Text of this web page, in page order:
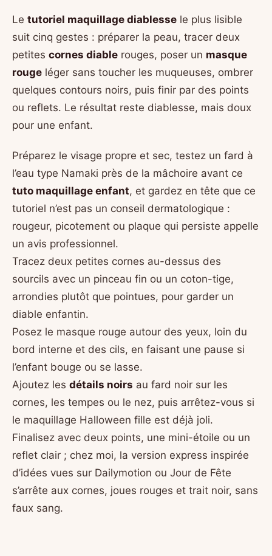
Le tutoriel maquillage diablesse le plus lisible
suit cinq gestes : préparer la peau, tracer deux
petites cornes diable rouges, poser un masque
rouge léger sans toucher les muqueuses, ombrer
quelques contours noirs, puis finir par des points
ou reflets. Le résultat reste diablesse, mais doux
pour une enfant.
Préparez le visage propre et sec, testez un fard à
l’eau type Namaki près de la mâchoire avant ce
tuto maquillage enfant, et gardez en tête que ce
tutoriel n’est pas un conseil dermatologique :
rougeur, picotement ou plaque qui persiste appelle
un avis professionnel.
Tracez deux petites cornes au-dessus des
sourcils avec un pinceau fin ou un coton-tige,
arrondies plutôt que pointues, pour garder un
diable enfantin.
Posez le masque rouge autour des yeux, loin du
bord interne et des cils, en faisant une pause si
l’enfant bouge ou se lasse.
Ajoutez les détails noirs au fard noir sur les
cornes, les tempes ou le nez, puis arrêtez-vous si
le maquillage Halloween fille est déjà joli.
Finalisez avec deux points, une mini-étoile ou un
reflet clair ; chez moi, la version express inspirée
d’idées vues sur Dailymotion ou Jour de Fête
s’arrête aux cornes, joues rouges et trait noir, sans
faux sang.